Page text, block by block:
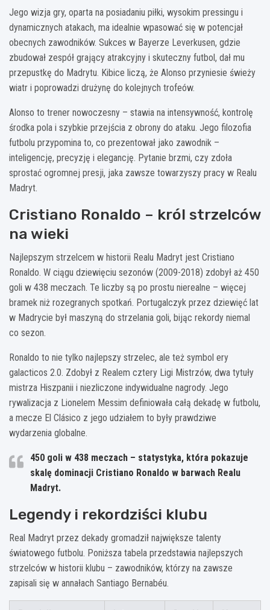
Jego wizja gry, oparta na posiadaniu piłki, wysokim pressingu i
dynamicznych atakach, ma idealnie wpasować się w potencjał
obecnych zawodników. Sukces w Bayerze Leverkusen, gdzie
zbudował zespół grający atrakcyjny i skuteczny futbol, dał mu
przepustkę do Madrytu. Kibice liczą, że Alonso przyniesie świeży
wiatr i poprowadzi drużynę do kolejnych trofeów.
Alonso to trener nowoczesny – stawia na intensywność, kontrolę
środka pola i szybkie przejścia z obrony do ataku. Jego filozofia
futbolu przypomina to, co prezentował jako zawodnik –
inteligencję, precyzję i elegancję. Pytanie brzmi, czy zdoła
sprostać ogromnej presji, jaka zawsze towarzyszy pracy w Realu
Madryt.
Cristiano Ronaldo – król strzelców
na wieki
Najlepszym strzelcem w historii Realu Madryt jest Cristiano
Ronaldo. W ciągu dziewięciu sezonów (2009-2018) zdobył aż 450
goli w 438 meczach. Te liczby są po prostu nierealne – więcej
bramek niż rozegranych spotkań. Portugalczyk przez dziewięć lat
w Madrycie był maszyną do strzelania goli, bijąc rekordy niemal
co sezon.
Ronaldo to nie tylko najlepszy strzelec, ale też symbol ery
galacticos 2.0. Zdobył z Realem cztery Ligi Mistrzów, dwa tytuły
mistrza Hiszpanii i niezliczone indywidualne nagrody. Jego
rywalizacja z Lionelem Messim definiowała całą dekadę w futbolu,
a mecze El Clásico z jego udziałem to były prawdziwe
wydarzenia globalne.
450 goli w 438 meczach – statystyka, która pokazuje
skalę dominacji Cristiano Ronaldo w barwach Realu
Madryt.
Legendy i rekordziści klubu
Real Madryt przez dekady gromadził największe talenty
światowego futbolu. Poniższa tabela przedstawia najlepszych
strzelców w historii klubu – zawodników, którzy na zawsze
zapisali się w annałach Santiago Bernabéu.